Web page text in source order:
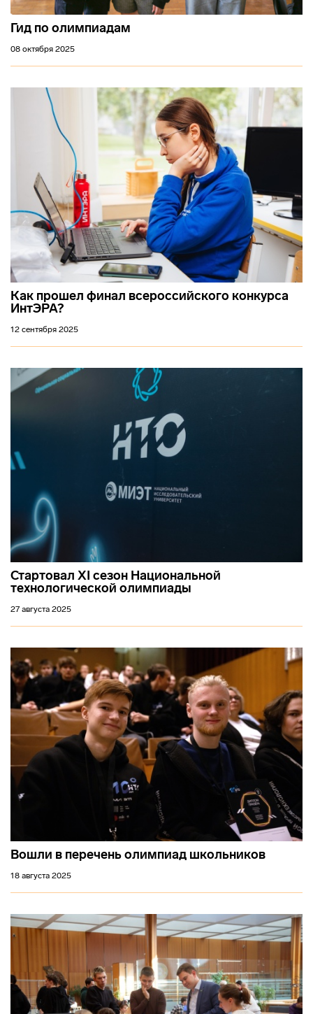
Гид по олимпиадам
08 октября 2025
Как прошел финал всероссийского конкурса
ИнтЭРА?
12 сентября 2025
Стартовал XI сезон Национальной
технологической олимпиады
27 августа 2025
Вошли в перечень олимпиад школьников
18 августа 2025